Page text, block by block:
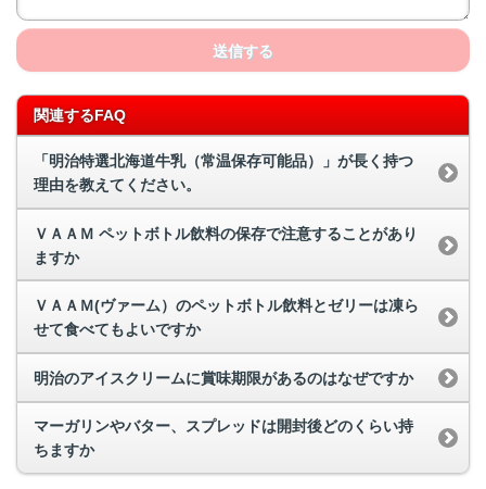
送信する
関連するFAQ
「明治特選北海道牛乳（常温保存可能品）」が長く持つ
理由を教えてください。
ＶＡＡＭ ペットボトル飲料の保存で注意することがあり
ますか
ＶＡＡＭ(ヴァーム）のペットボトル飲料とゼリーは凍ら
せて食べてもよいですか
明治のアイスクリームに賞味期限があるのはなぜですか
マーガリンやバター、スプレッドは開封後どのくらい持
ちますか